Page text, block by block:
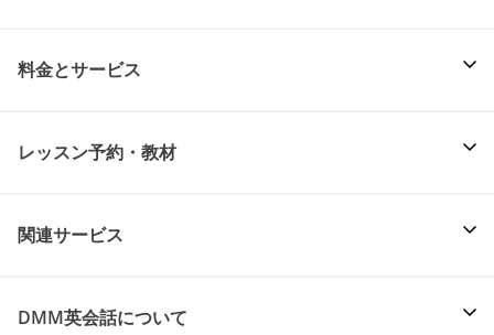
料金とサービス
レッスン予約・教材
関連サービス
DMM英会話について